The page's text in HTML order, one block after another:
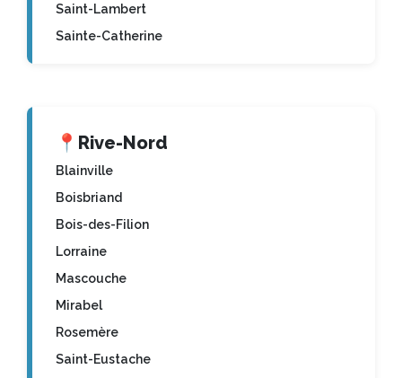
Saint-Lambert
Sainte-Catherine
📍 Rive-Nord
Blainville
Boisbriand
Bois-des-Filion
Lorraine
Mascouche
Mirabel
Rosemère
Saint-Eustache